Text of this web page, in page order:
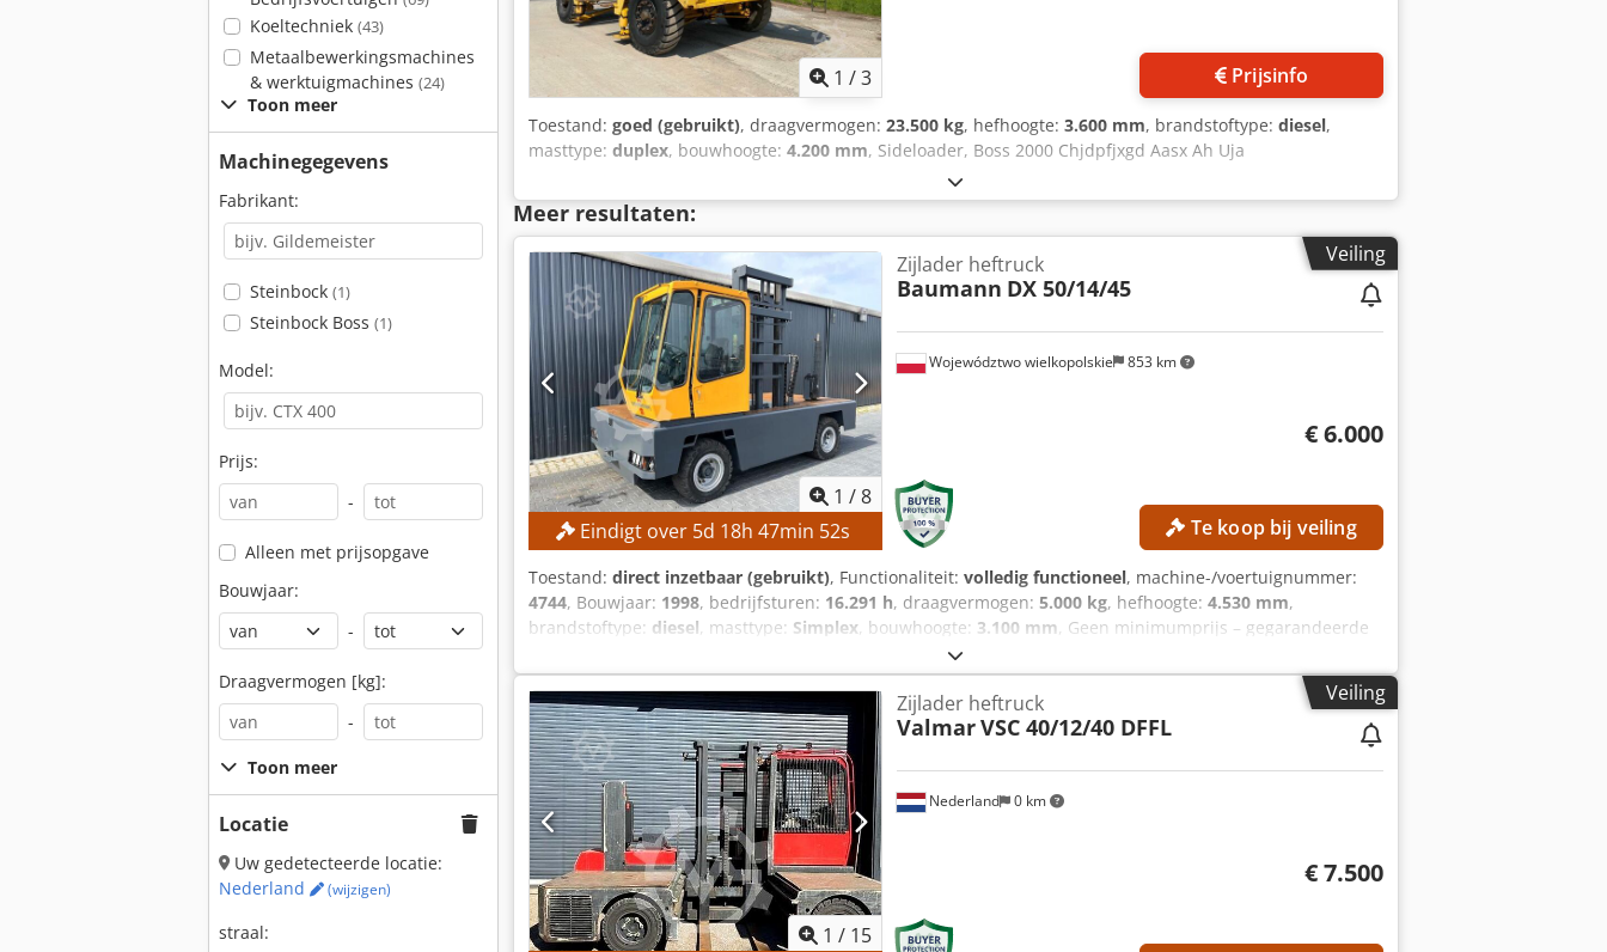
Koeltechniek (43)
Metaalbewerkingsmachines
& werktuigmachines (24)
Toon meer
Machinegegevens
Fabrikant:
Steinbock (1)
Steinbock Boss (1)
Model:
Prijs:
-
Alleen met prijsopgave
Bouwjaar:
-
Draagvermogen [kg]:
-
Toon meer
Locatie
Uw gedetecteerde locatie:
Nederland
(wijzigen)
straal:
1 /3 Prijsinfo
Toestand: goed (gebruikt), draagvermogen: 23.500 kg, hefhoogte: 3.600 mm, brandstoftype: diesel,
masttype: duplex, bouwhoogte: 4.200 mm, Sideloader, Boss 2000 Chjdpfjxgd Aasx Ah Uja
Meer resultaten:
Veiling
1 /8
Eindigt over 5d 18h 47min 51s
Województwo wielkopolskie 853 km
Zijlader heftruck
Baumann DX 50/14/45
€ 6.000
Te koop bij veiling
Toestand: direct inzetbaar (gebruikt), Functionaliteit: volledig functioneel, machine-/voertuignummer:
4744, Bouwjaar: 1998, bedrijfsturen: 16.291 h, draagvermogen: 5.000 kg, hefhoogte: 4.530 mm,
brandstoftype: diesel, masttype: Simplex, bouwhoogte: 3.100 mm, Geen minimumprijs – gegarandeerde
verkoop tegen het hoogste bod! TECHNISCHE GEGEVENS Draagvermogen: 5.000 kg Hefhoogte: 4.530 mm
Cjdpfxszrgaxj Ah Ujha MACHINEGEGEVENS Brandstoftype: Diesel Masttype: Simplex ISO-klasse: 3 (2.500–
4.999 kg) Bouwhoogte: 3.100 mm UITRUSTING Volledige cabine Externe referentie: SLO036
Veiling
1 / 15
Nederland 0 km
Zijlader heftruck
ValmarVSC 40/12/40 DFFL
€ 7.500